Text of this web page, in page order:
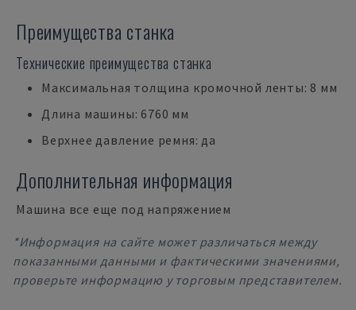
Преимущества станка
Технические преимущества станка
Максимальная толщина кромочной ленты: 8 мм
Длина машины: 6760 мм
Верхнее давление ремня: да
Дополнительная информация
Машина все еще под напряжением
*Информация на сайте может различаться между
показанными данными и фактическими значениями,
проверьте информацию у торговым представителем.